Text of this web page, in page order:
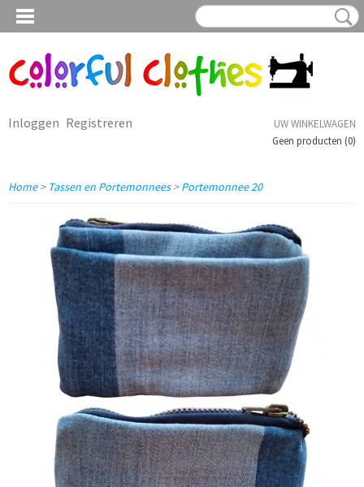
Inloggen Registreren
UW WINKELWAGEN
Geen producten (0)
Home> Tassen en Portemonnees>Portemonnee 20